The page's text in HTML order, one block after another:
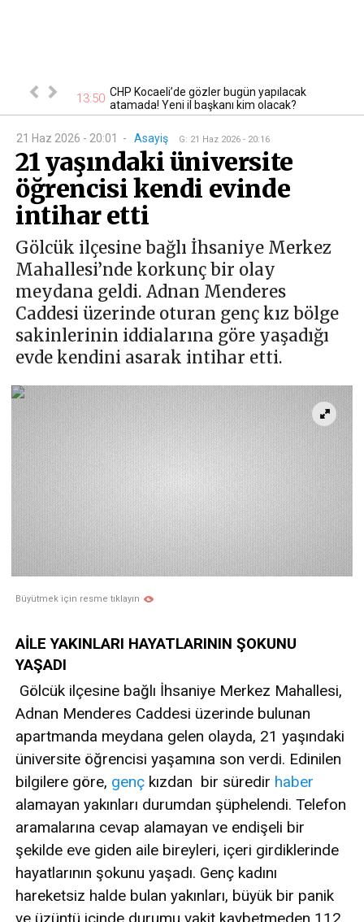
13:50 CHP Kocaeli’de gözler bugün yapılacak
atamada! Yeni il başkanı kim olacak?
21 Haz 2026 - 20:01 - Asayiş G: 21 Haz 2026 - 20:16
21 yaşındaki üniversite
öğrencisi kendi evinde
intihar etti
Gölcük ilçesine bağlı İhsaniye Merkez
Mahallesi’nde korkunç bir olay
meydana geldi. Adnan Menderes
Caddesi üzerinde oturan genç kız bölge
sakinlerinin iddialarına göre yaşadığı
evde kendini asarak intihar etti.
Büyütmek için resme tıklayın
AİLE YAKINLARI HAYATLARININ ŞOKUNU
YAŞADI
Gölcük ilçesine bağlı İhsaniye Merkez Mahallesi,
Adnan Menderes Caddesi üzerinde bulunan
apartmanda meydana gelen olayda, 21 yaşındaki
üniversite öğrencisi yaşamına son verdi. Edinilen
bilgilere göre, genç kızdan bir süredir haber
alamayan yakınları durumdan şüphelendi. Telefon
aramalarına cevap alamayan ve endişeli bir
şekilde eve giden aile bireyleri, içeri girdiklerinde
hayatlarının şokunu yaşadı. Genç kadını
hareketsiz halde bulan yakınları, büyük bir panik